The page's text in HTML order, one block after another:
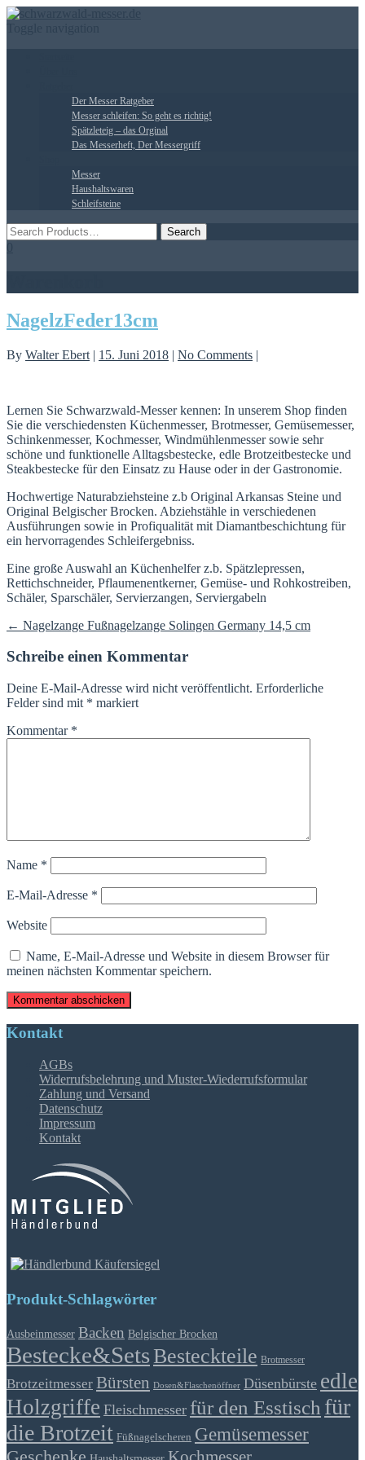
Der Messer Ratgeber
Messer schleifen: So geht es richtig!
Spätzleteig – das Orginal
Das Messerheft, Der Messergriff
Messer
Haushaltswaren
Schleifsteine
NagelzFeder13cm
By Walter Ebert | 15. Juni 2018 | No Comments |
Lernen Sie Schwarzwald-Messer kennen: In unserem Shop finden
Sie die verschiedensten Küchenmesser, Brotmesser, Gemüsemesser,
Schinkenmesser, Kochmesser, Windmühlenmesser sowie sehr
schöne und funktionelle Alltagsbestecke, edle Brotzeitbestecke und
Steakbestecke für den Einsatz zu Hause oder in der Gastronomie.
Hochwertige Naturabziehsteine z.b Original Arkansas Steine und
Original Belgischer Brocken. Abziehstähle in verschiedenen
Ausführungen sowie in Profiqualität mit Diamantbeschichtung für
ein hervorragendes Schleifergebniss.
Eine große Auswahl an Küchenhelfer z.b. Spätzlepressen,
Rettichschneider, Pflaumenentkerner, Gemüse- und Rohkostreiben,
Schäler, Sparschäler, Servierzangen, Serviergabeln
Beitragsnavigation
← Nagelzange Fußnagelzange Solingen Germany 14,5 cm
Schreibe einen Kommentar
Deine E-Mail-Adresse wird nicht veröffentlicht. Erforderliche
Felder sind mit * markiert
Kommentar *
Name *
E-Mail-Adresse *
Website
Name, E-Mail-Adresse und Website in diesem Browser für
meinen nächsten Kommentar speichern.
Kontakt
AGBs
Widerrufsbelehrung und Muster-Wiederrufsformular
Zahlung und Versand
Datenschutz
Impressum
Kontakt
Produkt-Schlagwörter
Ausbeinmesser Backen Belgischer Brocken
Bestecke&SetsBesteckteile Brotmesser
Brotzeitmesser Bürsten Dosen&Flaschenöffner Düsenbürste edle
Holzgriffe Fleischmesser für den Esstisch für
die Brotzeit Füßnagelscheren Gemüsemesser